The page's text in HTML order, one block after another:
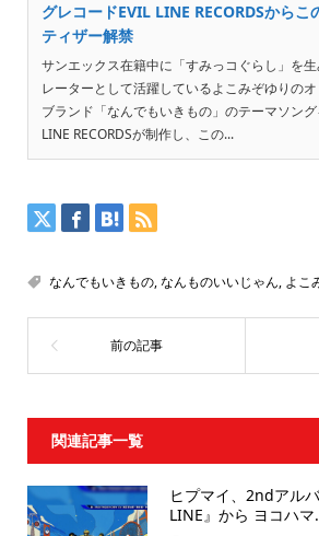
グレコードEVIL LINE RECORDSから
ティザー解禁
サンエックス在籍中に「すみっコぐらし」を
レーターとして活躍しているよこみぞゆりの
ブランド「なんでもいきもの」のテーマソン
LINE RECORDSが制作し、この...
なんでもいきもの,なんものいいじゃん, よこ
関連記事一覧
ヒプマイ、2ndアル
LINE』から ヨコハマ